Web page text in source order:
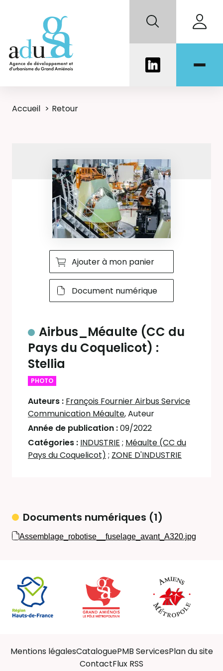
Accueil Retour
Ajouter à mon panier
Document numérique
Airbus_Méaulte (CC du
Pays du Coquelicot) :
Stellia
PHOTO
Auteurs : François Fournier Airbus Service
Communication Méaulte, Auteur
Année de publication :09/2022
Catégories : INDUSTRIE ; Méaulte (CC du
Pays du Coquelicot) ; ZONE D'INDUSTRIE
Documents numériques (1)
Assemblage_robotise__fuselage_avant_A320.jpg
Mentions légalesCataloguePMB ServicesPlan du site
ContactFlux RSS